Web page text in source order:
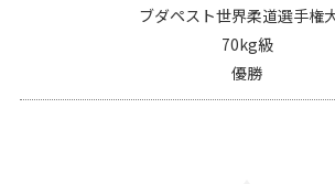
ブダペスト世界柔道選手権
70kg級
優勝